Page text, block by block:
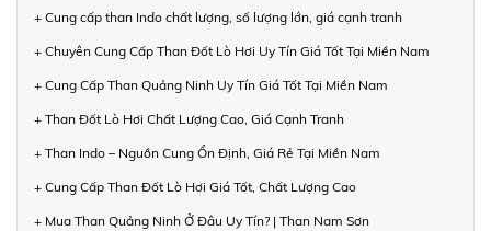
+ Cung cấp than Indo chất lượng, số lượng lớn, giá cạnh tranh
+ Chuyên Cung Cấp Than Đốt Lò Hơi Uy Tín Giá Tốt Tại Miền Nam
+ Cung Cấp Than Quảng Ninh Uy Tín Giá Tốt Tại Miền Nam
+ Than Đốt Lò Hơi Chất Lượng Cao, Giá Cạnh Tranh
+ Than Indo – Nguồn Cung Ổn Định, Giá Rẻ Tại Miền Nam
+ Cung Cấp Than Đốt Lò Hơi Giá Tốt, Chất Lượng Cao
+ Mua Than Quảng Ninh Ở Đâu Uy Tín? | Than Nam Sơn